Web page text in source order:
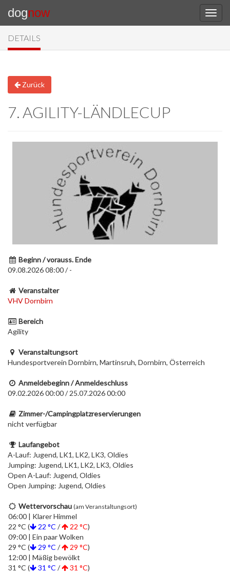
dognow
DETAILS
Zurück
7. AGILITY-LÄNDLECUP
Beginn / vorauss. Ende
09.08.2026 08:00 / -
Veranstalter
VHV Dornbirn
Bereich
Agility
Veranstaltungsort
Hundesportverein Dornbirn, Martinsruh, Dornbirn, Österreich
Anmeldebeginn / Anmeldeschluss
09.02.2026 00:00 / 25.07.2026 00:00
Zimmer-/Campingplatzreservierungen
nicht verfügbar
Laufangebot
A-Lauf: Jugend, LK1, LK2, LK3, Oldies
Jumping: Jugend, LK1, LK2, LK3, Oldies
Open A-Lauf: Jugend, Oldies
Open Jumping: Jugend, Oldies
Wettervorschau (am Veranstaltungsort)
06:00 | Klarer Himmel
22 °C (
22 °C / 22 °C)
09:00 | Ein paar Wolken
29 °C (
29 °C / 29 °C)
12:00 | Mäßig bewölkt
31 °C (
31 °C / 31 °C)